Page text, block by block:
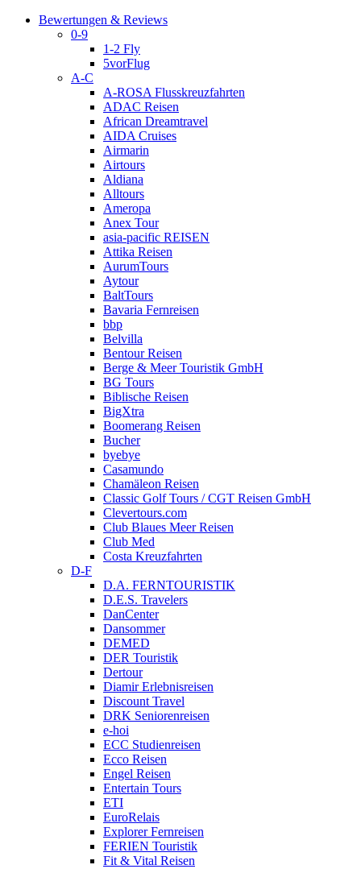
Bewertungen & Reviews
0-9
1-2 Fly
5vorFlug
A-C
A-ROSA Flusskreuzfahrten
ADAC Reisen
African Dreamtravel
AIDA Cruises
Airmarin
Airtours
Aldiana
Alltours
Ameropa
Anex Tour
asia-pacific REISEN
Attika Reisen
AurumTours
Aytour
BaltTours
Bavaria Fernreisen
bbp
Belvilla
Bentour Reisen
Berge & Meer Touristik GmbH
BG Tours
Biblische Reisen
BigXtra
Boomerang Reisen
Bucher
byebye
Casamundo
Chamäleon Reisen
Classic Golf Tours / CGT Reisen GmbH
Clevertours.com
Club Blaues Meer Reisen
Club Med
Costa Kreuzfahrten
D-F
D.A. FERNTOURISTIK
D.E.S. Travelers
DanCenter
Dansommer
DEMED
DER Touristik
Dertour
Diamir Erlebnisreisen
Discount Travel
DRK Seniorenreisen
e-hoi
ECC Studienreisen
Ecco Reisen
Engel Reisen
Entertain Tours
ETI
EuroRelais
Explorer Fernreisen
FERIEN Touristik
Fit & Vital Reisen